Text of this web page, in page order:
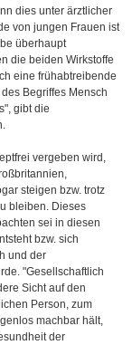
dies unter ärztlicher
von jungen Frauen ist
überhaupt
die beiden Wirkstoffe
eine frühabtreibende
Begriffes Mensch
gibt die
vergeben wird,
steigen bzw. trotz
bleiben. Dieses
sei in diesen
bzw. sich
und der
"Gesellschaftlich
Sicht auf den
Person, zum
machbar hält,
der